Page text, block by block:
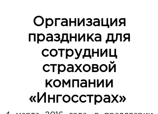
Организация
праздника для
сотрудниц
страховой
компании
«Ингосстрах»